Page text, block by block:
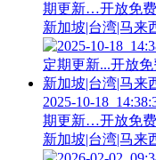
期更新…开放免
新加坡|台湾|马来
2025-10-
期更新…开放免
新加坡|台湾|马来